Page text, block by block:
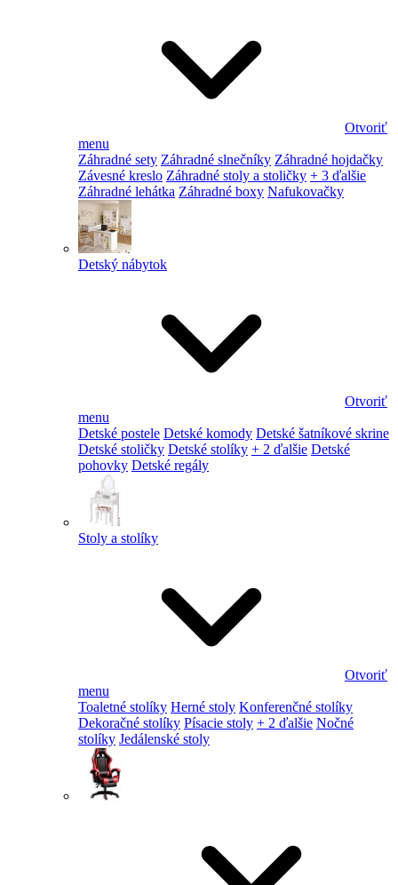
Otvoriť
menu
Záhradné sety Záhradné slnečníky Záhradné hojdačky
Závesné kreslo Záhradné stoly a stoličky + 3 ďalšie
Záhradné lehátka Záhradné boxy Nafukovačky
Detský nábytok
Otvoriť
menu
Detské postele Detské komody Detské šatníkové skrine
Detské stoličky Detské stolíky + 2 ďalšie Detské
pohovky Detské regály
Stoly a stolíky
Otvoriť
menu
Toaletné stolíky Herné stoly Konferenčné stolíky
Dekoračné stolíky Písacie stoly + 2 ďalšie Nočné
stolíky Jedálenské stoly